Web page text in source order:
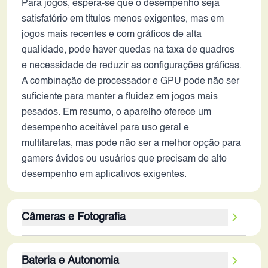
Para jogos, espera-se que o desempenho seja
satisfatório em títulos menos exigentes, mas em
jogos mais recentes e com gráficos de alta
qualidade, pode haver quedas na taxa de quadros
e necessidade de reduzir as configurações gráficas.
A combinação de processador e GPU pode não ser
suficiente para manter a fluidez em jogos mais
pesados. Em resumo, o aparelho oferece um
desempenho aceitável para uso geral e
multitarefas, mas pode não ser a melhor opção para
gamers ávidos ou usuários que precisam de alto
desempenho em aplicativos exigentes.
Câmeras e Fotografia
estabilização óptica (OIS), sugere uma boa
Bateria e Autonomia